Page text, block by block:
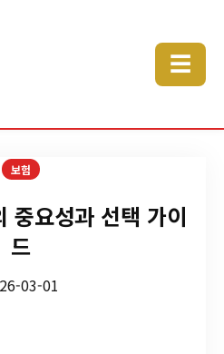
☰
보험
중요성과 선택 가이
드
03-01